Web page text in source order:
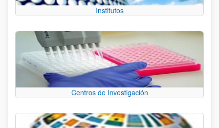
Institutos
Centros de Investigación